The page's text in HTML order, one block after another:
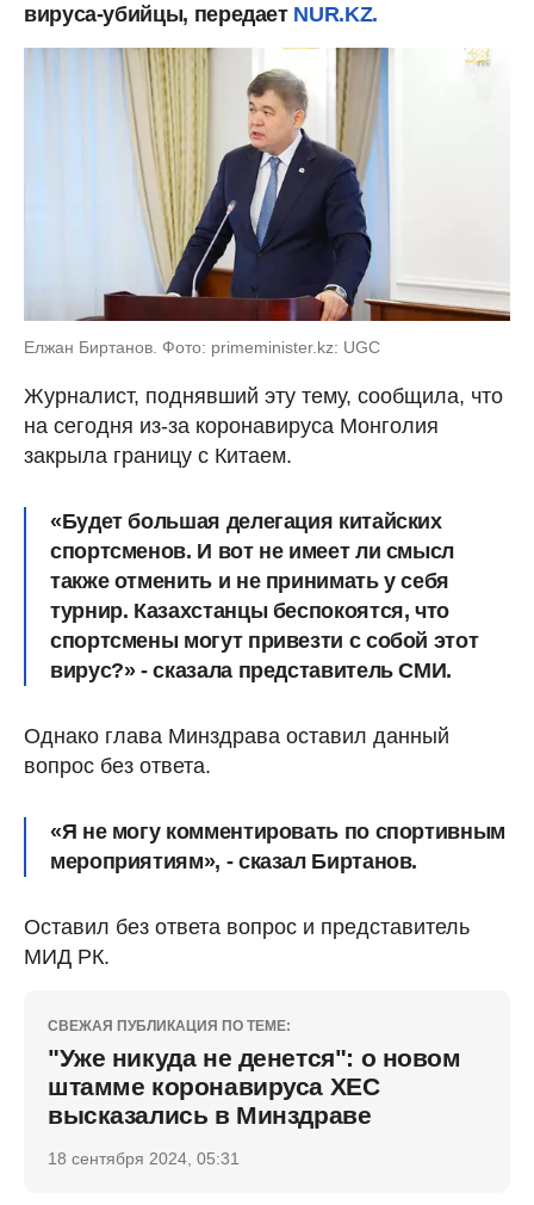
вируса-убийцы, передает NUR.KZ.
Елжан Биртанов. Фото: primeminister.kz: UGC
Журналист, поднявший эту тему, сообщила, что
на сегодня из-за коронавируса Монголия
закрыла границу с Китаем.
«Будет большая делегация китайских
спортсменов. И вот не имеет ли смысл
также отменить и не принимать у себя
турнир. Казахстанцы беспокоятся, что
спортсмены могут привезти с собой этот
вирус?» - сказала представитель СМИ.
Однако глава Минздрава оставил данный
вопрос без ответа.
«Я не могу комментировать по спортивным
мероприятиям», - сказал Биртанов.
Оставил без ответа вопрос и представитель
МИД РК.
СВЕЖАЯ ПУБЛИКАЦИЯ ПО ТЕМЕ:
"Уже никуда не денется": о новом
штамме коронавируса ХЕС
высказались в Минздраве
18 сентября 2024, 05:31